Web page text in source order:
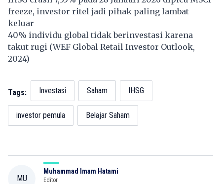
freeze, investor ritel jadi pihak paling lambat
keluar
40% individu global tidak berinvestasi karena
takut rugi (WEF Global Retail Investor Outlook,
2024)
Tags: Investasi Saham IHSG
investor pemula Belajar Saham
MU
Muhammad Imam Hatami
Editor